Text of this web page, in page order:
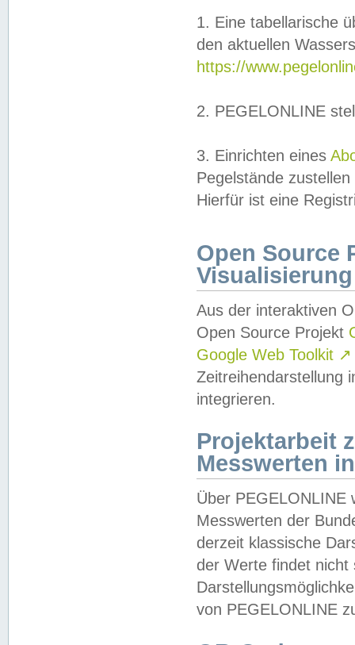
1. Eine tabellarische
den aktuellen
https://
2. PEGELONLINE
3. Einrichten eines
Pegelstände
Hierfür ist eine
Open Source
Visualisierung
Aus der interaktiven
Open Source Projekt
Google Web Toolkit ↗
Zeitreihendarstellung
integrieren.
Projektarbeit
Messwerten
Über PEGELONLINE
Messwerten der
derzeit klassische
der Werte findet
von PEGELONLINE